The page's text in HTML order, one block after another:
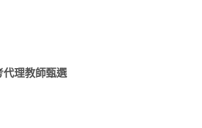
理教師甄選